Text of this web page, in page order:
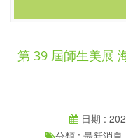
第 39 屆師生美展
日期 :